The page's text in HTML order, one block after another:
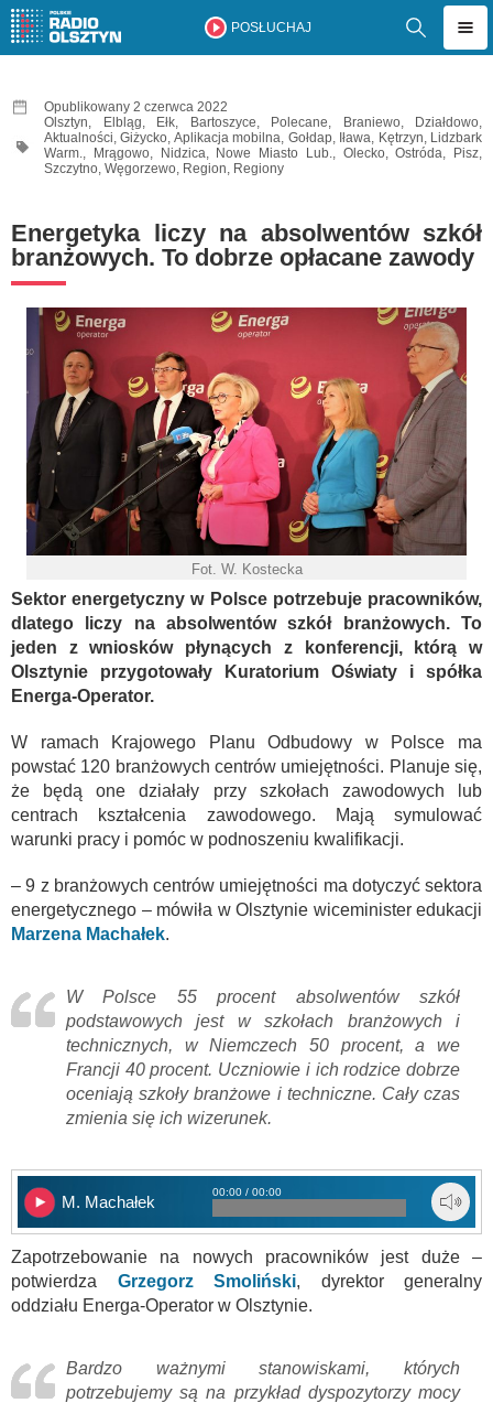
POSŁUCHAJ
Opublikowany 2 czerwca 2022
Olsztyn, Elbląg, Ełk, Bartoszyce, Polecane, Braniewo, Działdowo,
Aktualności,Giżycko, Aplikacja mobilna, Gołdap, Iława, Kętrzyn, Lidzbark
Warm., Mrągowo, Nidzica, Nowe Miasto Lub., Olecko,Ostróda, Pisz,
Szczytno, Węgorzewo, Region, Regiony
Energetyka liczy na absolwentów szkół
branżowych. To dobrze opłacane zawody
Fot. W. Kostecka
Sektor energetyczny w Polsce potrzebuje pracowników,
dlatego liczy na absolwentów szkół branżowych. To
jeden z wniosków płynących z konferencji, którą w
Olsztynie przygotowały Kuratorium Oświaty i spółka
Energa-Operator.
W ramach Krajowego Planu Odbudowy w Polsce ma
powstać 120 branżowych centrów umiejętności. Planuje się,
że będą one działały przy szkołach zawodowych lub
centrach kształcenia zawodowego. Mają symulować
warunki pracy i pomóc w podnoszeniu kwalifikacji.
– 9 z branżowych centrów umiejętności ma dotyczyć sektora
energetycznego – mówiła w Olsztynie wiceminister edukacji
Marzena Machałek.
W Polsce 55 procent absolwentów szkół
podstawowych jest w szkołach branżowych i
technicznych, w Niemczech 50 procent, a we
Francji 40 procent. Uczniowie i ich rodzice dobrze
oceniają szkoły branżowe i techniczne. Cały czas
zmienia się ich wizerunek.
M. Machałek
00:00 / 00:00
Zapotrzebowanie na nowych pracowników jest duże –
potwierdza Grzegorz Smoliński, dyrektor generalny
oddziału Energa-Operator w Olsztynie.
Bardzo ważnymi stanowiskami, których
potrzebujemy są na przykład dyspozytorzy mocy